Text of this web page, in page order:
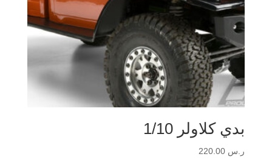
بدي كلاولر 1/10
ر.س